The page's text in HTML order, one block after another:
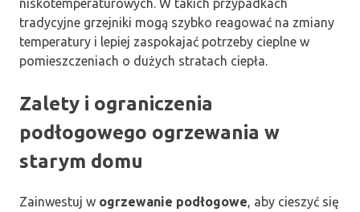
niskotemperaturowych. W takich przypadkach
tradycyjne grzejniki mogą szybko reagować na zmiany
temperatury i lepiej zaspokajać potrzeby cieplne w
pomieszczeniach o dużych stratach ciepła.
Zalety i ograniczenia
podłogowego ogrzewania w
starym domu
Zainwestuj w ogrzewanie podłogowe , aby cieszyć się